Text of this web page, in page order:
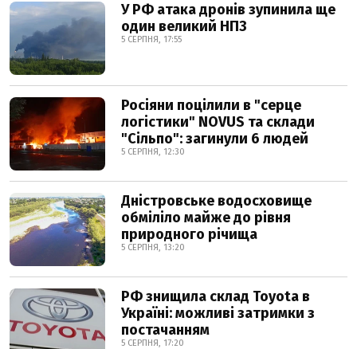
У РФ атака дронів зупинила ще
один великий НПЗ
5 СЕРПНЯ, 17:55
Росіяни поцілили в "серце
логістики" NOVUS та склади
"Сільпо": загинули 6 людей
5 СЕРПНЯ, 12:30
Дністровське водосховище
обміліло майже до рівня
природного річища
5 СЕРПНЯ, 13:20
РФ знищила склад Toyota в
Україні: можливі затримки з
постачанням
5 СЕРПНЯ, 17:20